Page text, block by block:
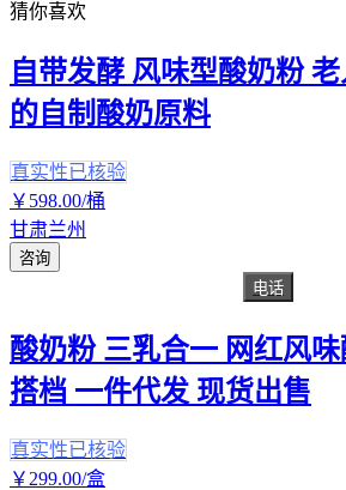
猜你喜欢
自带发酵 风味型酸奶粉
的自制酸奶原料
真实性已核验
￥ 598.00/桶
甘肃兰州
咨询
电话
酸奶粉 三乳合一 网红风
搭档 一件代发 现货出售
真实性已核验
￥ 299.00/盒